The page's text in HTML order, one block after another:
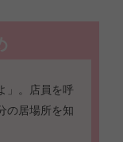
」。店員を呼
の居場所を知